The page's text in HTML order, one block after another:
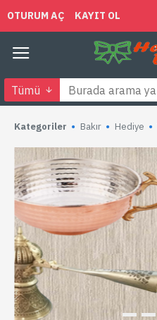
OTURUM AÇ KAYIT OL
Tümü
Kategoriler Bakır Hediye